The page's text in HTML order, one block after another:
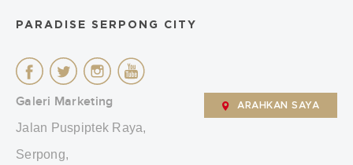
PARADISE SERPONG CITY
Galeri Marketing
Jalan Puspiptek Raya,
Serpong,
ARAHKAN SAYA